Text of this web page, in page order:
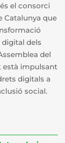
el consorci
Catalunya que
digital dels
del
està impulsant
digitals a
social.